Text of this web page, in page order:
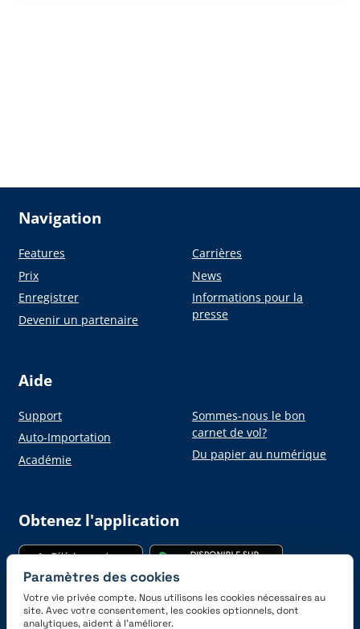
Navigation
Features
Prix
Enregistrer
Devenir un partenaire
Carrières
News
Informations pour la
presse
Aide
Support
Auto-Importation
Académie
Sommes-nous le bon
carnet de vol?
Du papier au numérique
Obtenez l'application
Paramètres des cookies
Votre vie privée compte. Nous utilisons les cookies nécessaires au
site. Avec votre consentement, les cookies optionnels, dont
analytiques, aident à l’améliorer.